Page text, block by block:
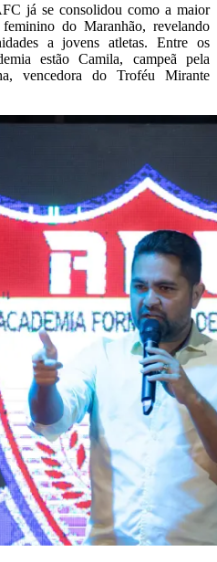
já se consolidou como a maior
do Maranhão, revelando
a jovens atletas. Entre os
estão Camila, campeã pela
vencedora do Troféu Mirante